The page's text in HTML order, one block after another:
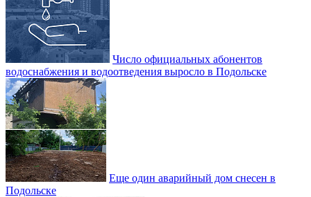
Число официальных абонентов
водоснабжения и водоотведения выросло в Подольске
Еще один аварийный дом снесен в
Подольске